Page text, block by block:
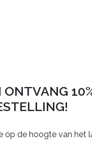
ONTVANG
op de hoogte van het